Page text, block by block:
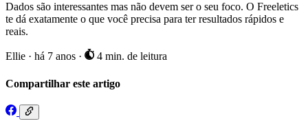
Dados são interessantes mas não devem ser o seu foco. O Freeletics
te dá exatamente o que você precisa para ter resultados rápidos e
reais.
Ellie · há 7 anos · 4 min. de leitura
Compartilhar este artigo